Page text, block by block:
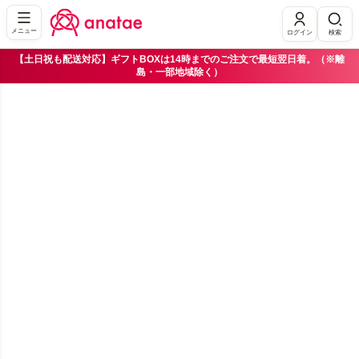
メニュー ログイン 検索
【土日祝も配送対応】ギフトBOXは14時までのご注文で最短翌日着。（※離
島・一部地域除く）